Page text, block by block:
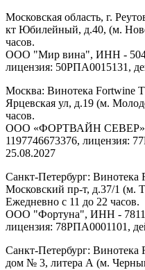
Московская область, г.
кт Юбилейный, д.40, (м.
часов.
ООО "Мир вина", ИНН -
лицензия: 50РПА0015131,
Москва: Винотека Fortwine
Ярцевская ул, д.19 (м.
часов.
ООО «ФОРТВАЙН СЕВЕР»,
1197746673376, лицензия:
25.08.2027
Санкт-Петербург: Винотека
Московский пр-т, д.37/1 (м.
Ежедневно с 11 до 22 часов.
ООО "Фортуна", ИНН -
лицензия: 78РПА0001101,
Санкт-Петербург: Винотека
дом № 3, литера А (м.